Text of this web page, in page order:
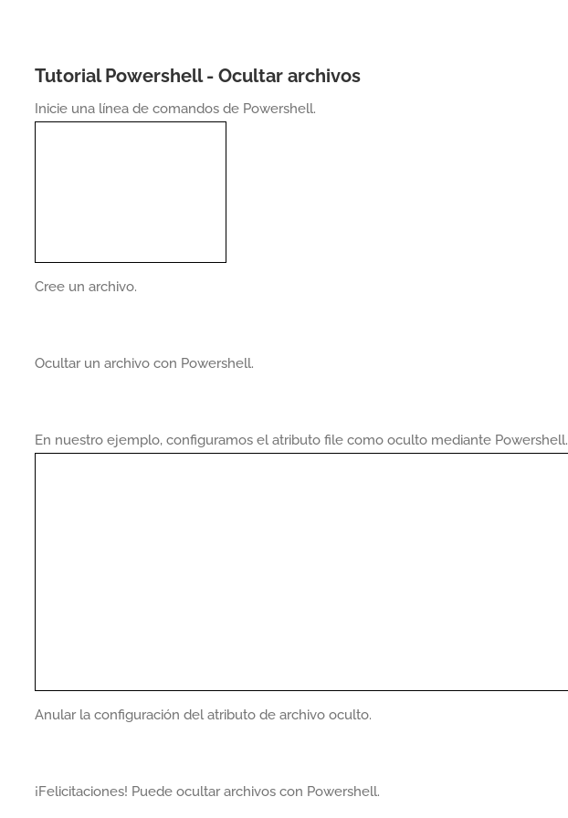
Tutorial Powershell - Ocultar archivos
Inicie una línea de comandos de Powershell.
Cree un archivo.
Ocultar un archivo con Powershell.
En nuestro ejemplo, configuramos el atributo file como oculto mediante Powershell.
Anular la configuración del atributo de archivo oculto.
¡Felicitaciones! Puede ocultar archivos con Powershell.